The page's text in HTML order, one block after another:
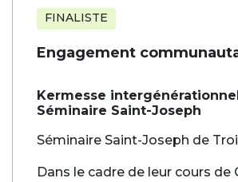
FINALISTE
Engagement
Kermesse
Séminaire Saint-Joseph
Séminaire Saint-Joseph de
Dans le cadre de leur cours de